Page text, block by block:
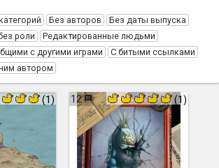
Без авторов
Без даты выпуска
роли
Редактированные людьми
с другими играми
С битыми ссылками
автором
(1) 12 (1)